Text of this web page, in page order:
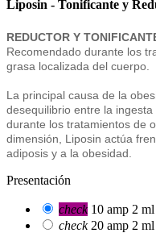
Liposin - Tonificante y
REDUCTOR Y
Recomendado durante los
grasa localizada del cuerpo.
La principal causa de la
desequilibrio entre la
durante los tratamientos de
dimensión, Liposin actúa
adiposis y a la obesidad.
Presentación
check 10 amp 2
check 20 amp 2